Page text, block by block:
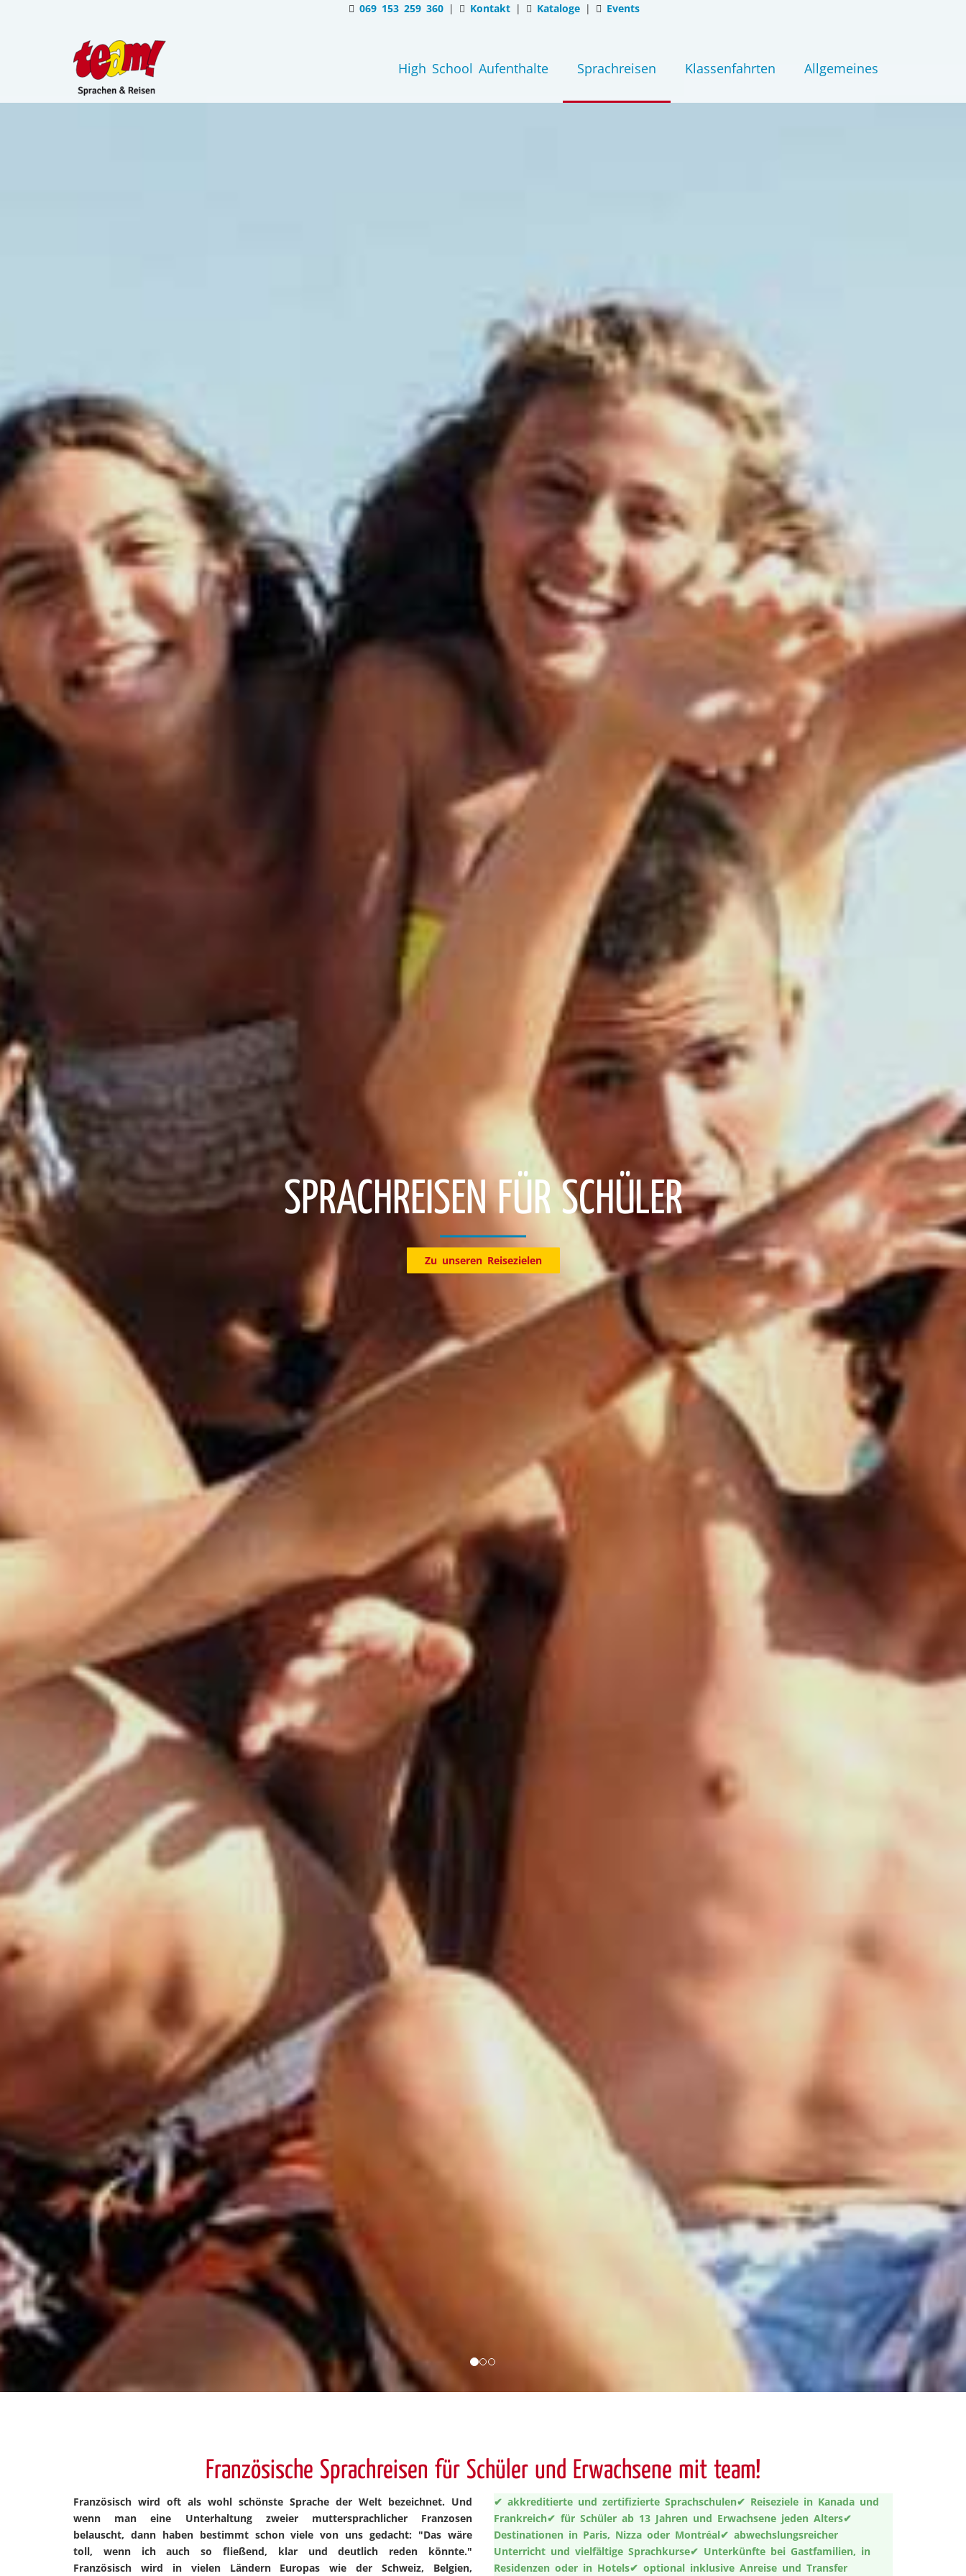
069 153 259 360| Kontakt| Kataloge| Events
High School Aufenthalte Sprachreisen Klassenfahrten Allgemeines
Entdecke jetzt unsere Reiseziele
Französische Sprachreisen für Schüler und Erwachsene mit team!
Französisch wird oft als wohl schönste Sprache der Welt bezeichnet. Und
wenn man eine Unterhaltung zweier muttersprachlicher Franzosen
belauscht, dann haben bestimmt schon viele von uns gedacht: "Das wäre
toll, wenn ich auch so fließend, klar und deutlich reden könnte."
Französisch wird in vielen Ländern Europas wie der Schweiz, Belgien,
✔ akkreditierte und zertifizierte Sprachschulen✔ Reiseziele in Kanada und
Frankreich✔ für Schüler ab 13 Jahren und Erwachsene jeden Alters✔
Destinationen in Paris, Nizza oder Montréal✔ abwechslungsreicher
Unterricht und vielfältige Sprachkurse✔ Unterkünfte bei Gastfamilien, in
Residenzen oder in Hotels✔ optional inklusive Anreise und Transfer